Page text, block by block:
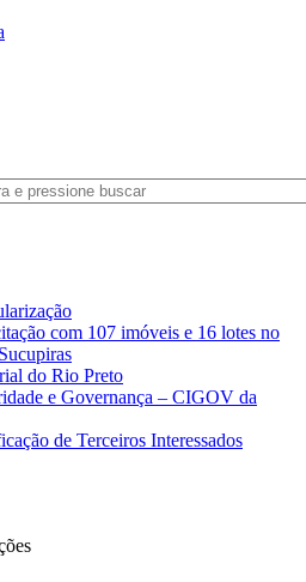
com 107 imóveis e 16 lotes no
do Rio Preto
e Governança – CIGOV da
de Terceiros Interessados